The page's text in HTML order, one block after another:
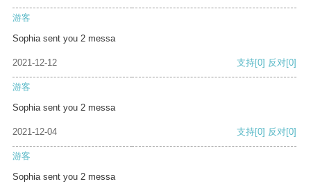
游客
Sophia sent you 2 messa
2021-12-12 支持[0] 反对[0]
游客
Sophia sent you 2 messa
2021-12-04 支持[0] 反对[0]
游客
Sophia sent you 2 messa